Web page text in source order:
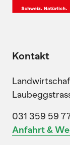
Kontakt
031 359 59
Anfahrt &